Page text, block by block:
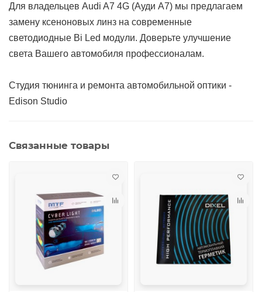
Для владельцев Audi A7 4G (Ауди А7) мы предлагаем
замену ксеноновых линз на современные
светодиодные Bi Led модули. Доверьте улучшение
света Вашего автомобиля профессионалам.
Студия тюнинга и ремонта автомобильной оптики -
Edison Studio
Связанные товары